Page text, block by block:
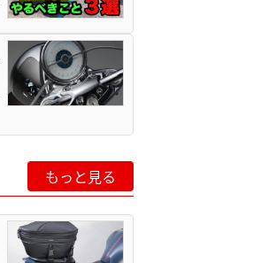
もっと見る